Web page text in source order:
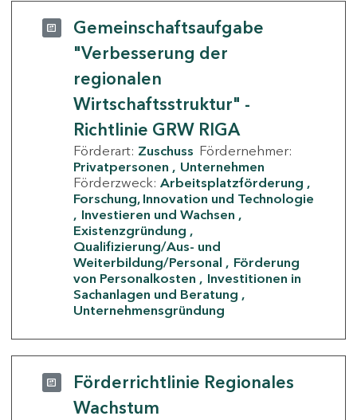
Gemeinschaftsaufgabe
"Verbesserung der
regionalen
Wirtschaftsstruktur" -
Richtlinie GRW RIGA
Förderart: Zuschuss Fördernehmer:
Privatpersonen
Unternehmen
Förderzweck: Arbeitsplatzförderung
Forschung, Innovation und Technologie
Investieren und Wachsen
Existenzgründung
Qualifizierung/Aus- und
Weiterbildung/Personal
Förderung
von Personalkosten
Investitionen in
Sachanlagen und Beratung
Unternehmensgründung
Förderrichtlinie Regionales
Wachstum